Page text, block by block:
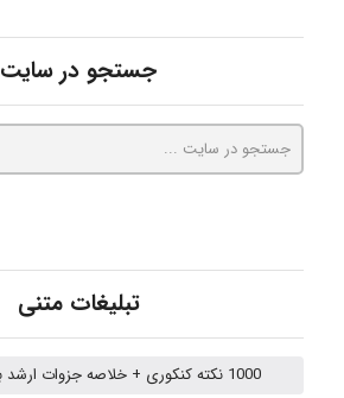
جستجو در سایت
تبلیغات متنی
1000 نکته کنکوری + خلاصه جزوات ارشد بهداشت حرفه ای